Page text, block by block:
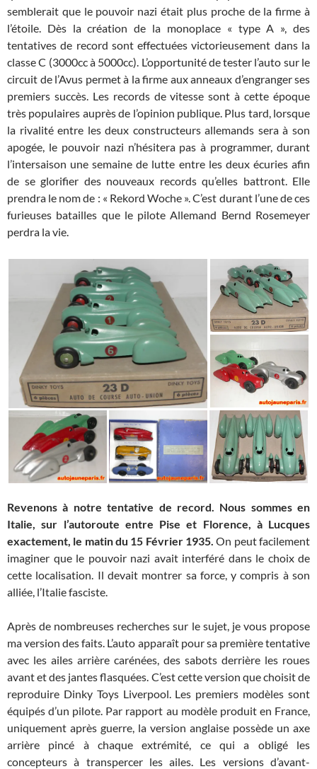
semblerait que le pouvoir nazi était plus proche de la firme à
l’étoile. Dès la création de la monoplace « type A », des
tentatives de record sont effectuées victorieusement dans la
classe C (3000cc à 5000cc). L’opportunité de tester l’auto sur le
circuit de l’Avus permet à la firme aux anneaux d’engranger ses
premiers succès. Les records de vitesse sont à cette époque
très populaires auprès de l’opinion publique. Plus tard, lorsque
la rivalité entre les deux constructeurs allemands sera à son
apogée, le pouvoir nazi n’hésitera pas à programmer, durant
l’intersaison une semaine de lutte entre les deux écuries afin
de se glorifier des nouveaux records qu’elles battront. Elle
prendra le nom de : « Rekord Woche ». C’est durant l’une de ces
furieuses batailles que le pilote Allemand Bernd Rosemeyer
perdra la vie.
Revenons à notre tentative de record. Nous sommes en
Italie, sur l’autoroute entre Pise et Florence, à Lucques
exactement, le matin du 15 Février 1935. On peut facilement
imaginer que le pouvoir nazi avait interféré dans le choix de
cette localisation. Il devait montrer sa force, y compris à son
alliée, l’Italie fasciste.
Après de nombreuses recherches sur le sujet, je vous propose
ma version des faits. L’auto apparaît pour sa première tentative
avec les ailes arrière carénées, des sabots derrière les roues
avant et des jantes flasquées. C’est cette version que choisit de
reproduire Dinky Toys Liverpool. Les premiers modèles sont
équipés d’un pilote. Par rapport au modèle produit en France,
uniquement après guerre, la version anglaise possède un axe
arrière pincé à chaque extrémité, ce qui a obligé les
concepteurs à transpercer les ailes. Les versions d’avant-